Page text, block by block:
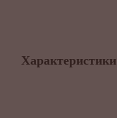
Характеристики